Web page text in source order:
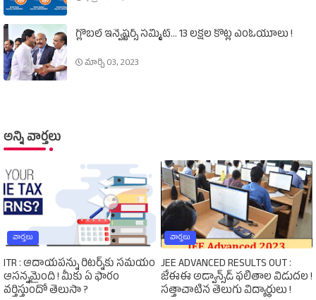
గ్లోబల్‌ ఇన్వెష్టర్స్‌ సమ్మిట్‌... 13 లక్షల కోట్ల ఎంఓయూలు !
మార్చి 03, 2023
అన్ని వార్తలు
వార్తలు
ITR : ఆదాయపన్ను రిటర్న్‌కు సమయం
ఆసన్నమైంది ! మీకు ఏ ఫారం
వర్తిస్తుందో తెలుసా ?
వార్తలు
JEE ADVANCED RESULTS OUT :
జేఈఈ అడ్వాన్స్‌డ్‌ ఫలితాల విడుదల !
సత్తాచాటిన తెలుగు విద్యార్థులు !